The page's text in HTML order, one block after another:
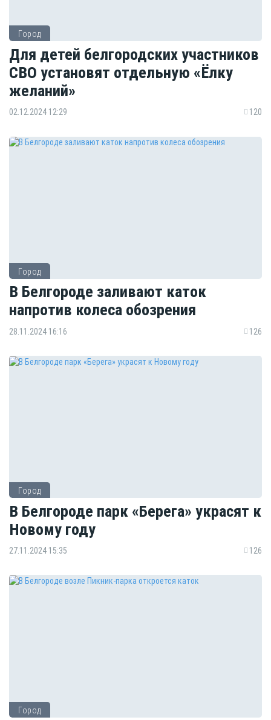
Город
Для детей белгородских участников
СВО установят отдельную «Ёлку
желаний»
02.12.2024 12:29 120
Город
В Белгороде заливают каток
напротив колеса обозрения
28.11.2024 16:16 126
Город
В Белгороде парк «Берега» украсят к
Новому году
27.11.2024 15:35 126
Город